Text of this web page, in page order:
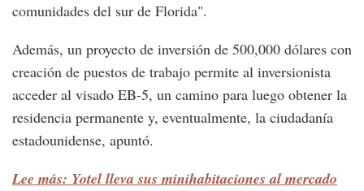
comunidades del sur de Florida".
Además, un proyecto de inversión de 500,000 dólares con
creación de puestos de trabajo permite al inversionista
acceder al visado EB-5, un camino para luego obtener la
residencia permanente y, eventualmente, la ciudadanía
estadounidense, apuntó.
Lee más: Yotel lleva sus minihabitaciones al mercado